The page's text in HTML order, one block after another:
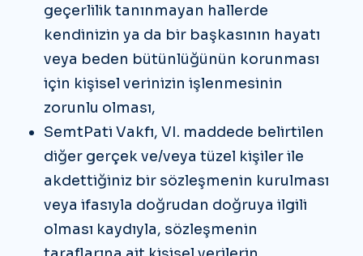
geçerlilik tanınmayan hallerde
kendinizin ya da bir başkasının hayatı
veya beden bütünlüğünün korunması
için kişisel verinizin işlenmesinin
zorunlu olması,
SemtPati Vakfı, VI. maddede belirtilen
diğer gerçek ve/veya tüzel kişiler ile
akdettiğiniz bir sözleşmenin kurulması
veya ifasıyla doğrudan doğruya ilgili
olması kaydıyla, sözleşmenin